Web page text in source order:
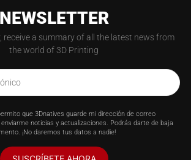
NEWSLETTER
receive a summary of all the latest news from
the world of 3D Printing
que 3Dnatives guarde mi dirección de correo
noticias y actualizaciones. Podrás darte de baja
¡No daremos tus datos a nadie!